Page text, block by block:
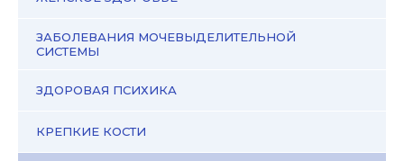
ЗАБОЛЕВАНИЯ МОЧЕВЫДЕЛИТЕЛЬНОЙ
СИСТЕМЫ
ЗДОРОВАЯ ПСИХИКА
КРЕПКИЕ КОСТИ